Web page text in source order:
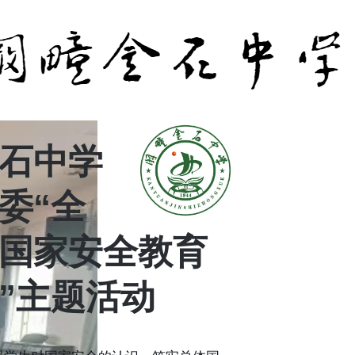
中学
“全
家安全教育
主题活动